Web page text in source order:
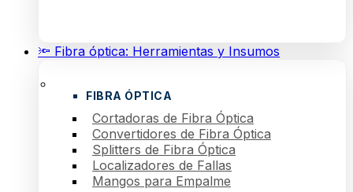
🔦 Fibra óptica: Herramientas y Insumos
FIBRA ÓPTICA
Cortadoras de Fibra Óptica
Convertidores de Fibra Óptica
Splitters de Fibra Óptica
Localizadores de Fallas
Mangos para Empalme